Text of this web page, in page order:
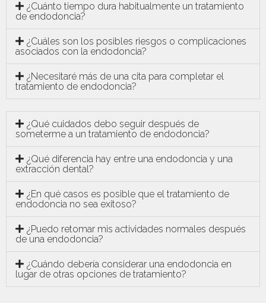
¿Cuánto tiempo dura habitualmente un tratamiento
de endodoncia?
¿Cuáles son los posibles riesgos o complicaciones
asociados con la endodoncia?
¿Necesitaré más de una cita para completar el
tratamiento de endodoncia?
¿Qué cuidados debo seguir después de
someterme a un tratamiento de endodoncia?
¿Qué diferencia hay entre una endodoncia y una
extracción dental?
¿En qué casos es posible que el tratamiento de
endodoncia no sea exitoso?
¿Puedo retomar mis actividades normales después
de una endodoncia?
¿Cuándo debería considerar una endodoncia en
lugar de otras opciones de tratamiento?